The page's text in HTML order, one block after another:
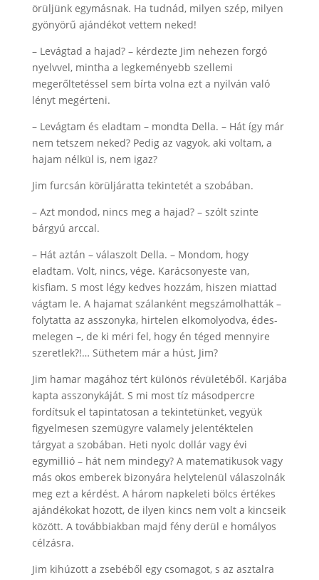
örüljünk egymásnak. Ha tudnád, milyen szép, milyen
gyönyörű ajándékot vettem neked!
– Levágtad a hajad? – kérdezte Jim nehezen forgó
nyelvvel, mintha a legkeményebb szellemi
megerőltetéssel sem bírta volna ezt a nyilván való
lényt megérteni.
– Levágtam és eladtam – mondta Della. – Hát így már
nem tetszem neked? Pedig az vagyok, aki voltam, a
hajam nélkül is, nem igaz?
Jim furcsán körüljáratta tekintetét a szobában.
– Azt mondod, nincs meg a hajad? – szólt szinte
bárgyú arccal.
– Hát aztán – válaszolt Della. – Mondom, hogy
eladtam. Volt, nincs, vége. Karácsonyeste van,
kisfiam. S most légy kedves hozzám, hiszen miattad
vágtam le. A hajamat szálanként megszámolhatták –
folytatta az asszonyka, hirtelen elkomolyodva, édes-
melegen –, de ki méri fel, hogy én téged mennyire
szeretlek?!… Süthetem már a húst, Jim?
Jim hamar magához tért különös révületéből. Karjába
kapta asszonykáját. S mi most tíz másodpercre
fordítsuk el tapintatosan a tekintetünket, vegyük
figyelmesen szemügyre valamely jelentéktelen
tárgyat a szobában. Heti nyolc dollár vagy évi
egymillió – hát nem mindegy? A matematikusok vagy
más okos emberek bizonyára helytelenül válaszolnák
meg ezt a kérdést. A három napkeleti bölcs értékes
ajándékokat hozott, de ilyen kincs nem volt a kincseik
között. A továbbiakban majd fény derül e homályos
célzásra.
Jim kihúzott a zsebéből egy csomagot, s az asztalra